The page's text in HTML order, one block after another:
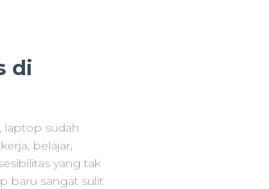
di
laptop sudah
belajar,
yang tak
baru sangat sulit